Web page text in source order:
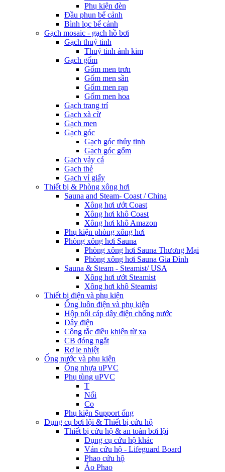
Phụ kiện đèn
Đầu phun bể cảnh
Bình lọc bể cảnh
Gạch mosaic - gạch hồ bơi
Gạch thuỷ tinh
Thuỷ tinh ánh kim
Gạch gốm
Gốm men trơn
Gốm men sần
Gốm men rạn
Gốm men hoa
Gạch trang trí
Gạch xà cừ
Gạch men
Gạch góc
Gạch góc thủy tinh
Gạch góc gốm
Gạch vảy cá
Gạch thẻ
Gạch vỉ giấy
Thiết bị & Phòng xông hơi
Sauna and Steam- Coast / China
Xông hơi ướt Coast
Xông hơi khô Coast
Xông hơi khô Amazon
Phụ kiện phòng xông hơi
Phòng xông hơi Sauna
Phòng xông hơi Sauna Thương Mại
Phòng xông hơi Sauna Gia Đình
Sauna & Steam - Steamist/ USA
Xông hơi ướt Steamist
Xông hơi khô Steamist
Thiết bị điện và phụ kiện
Ống luồn điện và phụ kiện
Hộp nối cáp dây điện chống nước
Dây điện
Công tắc điều khiển từ xa
CB đóng ngắt
Rơ le nhiệt
Ống nước và phụ kiện
Ống nhựa uPVC
Phụ tùng uPVC
T
Nối
Co
Phụ kiện Support ống
Dụng cụ bơi lội & Thiết bị cứu hộ
Thiết bị cứu hộ & an toàn bơi lội
Dụng cụ cứu hộ khác
Ván cứu hộ - Lifeguard Board
Phao cứu hộ
Áo Phao